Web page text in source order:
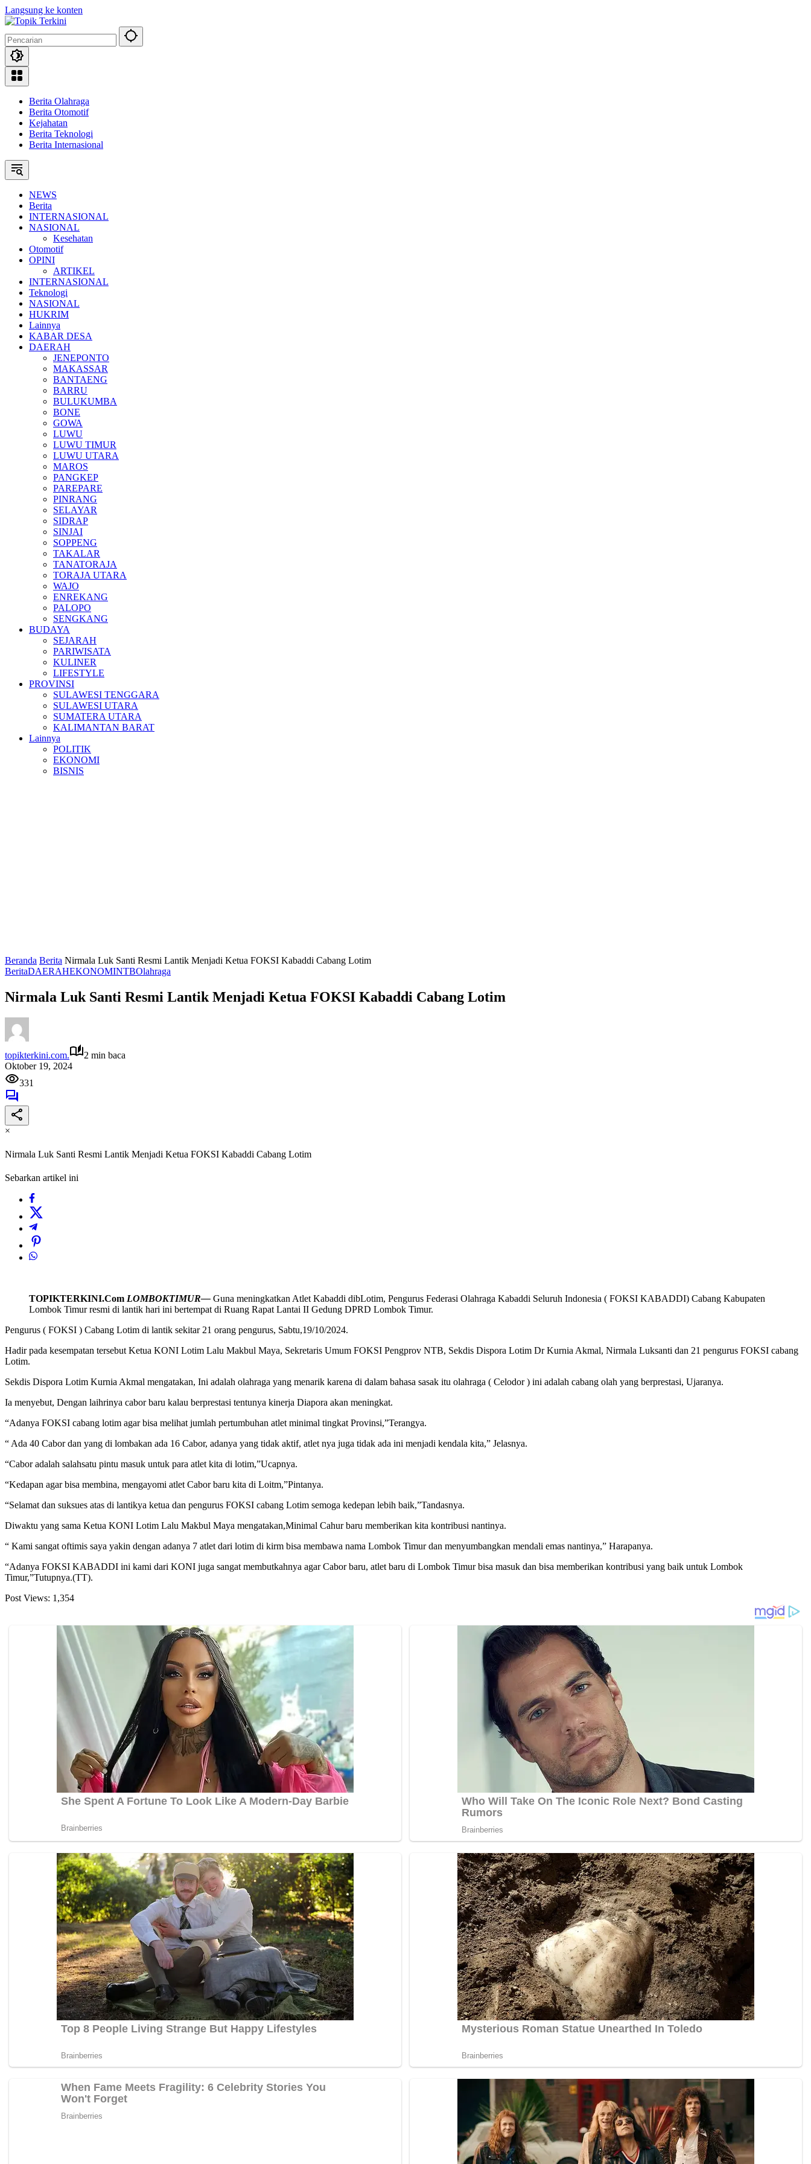
Langsung ke konten
Berita Olahraga
Berita Otomotif
Kejahatan
Berita Teknologi
Berita Internasional
NEWS
Berita
INTERNASIONAL
NASIONAL
Kesehatan
Otomotif
OPINI
ARTIKEL
INTERNASIONAL
Teknologi
NASIONAL
HUKRIM
Lainnya
KABAR DESA
DAERAH
JENEPONTO
MAKASSAR
BANTAENG
BARRU
BULUKUMBA
BONE
GOWA
LUWU
LUWU TIMUR
LUWU UTARA
MAROS
PANGKEP
PAREPARE
PINRANG
SELAYAR
SIDRAP
SINJAI
SOPPENG
TAKALAR
TANATORAJA
TORAJA UTARA
WAJO
ENREKANG
PALOPO
SENGKANG
BUDAYA
SEJARAH
PARIWISATA
KULINER
LIFESTYLE
PROVINSI
SULAWESI TENGGARA
SULAWESI UTARA
SUMATERA UTARA
KALIMANTAN BARAT
Lainnya
POLITIK
EKONOMI
BISNIS
Beranda Berita Nirmala Luk Santi Resmi Lantik Menjadi Ketua FOKSI Kabaddi Cabang Lotim
BeritaDAERAHEKONOMINTBOlahraga
Nirmala Luk Santi Resmi Lantik Menjadi Ketua FOKSI Kabaddi Cabang Lotim
topikterkini.com.
2 min baca
Oktober 19, 2024
331
×
Nirmala Luk Santi Resmi Lantik Menjadi Ketua FOKSI Kabaddi Cabang Lotim
Sebarkan artikel ini
TOPIKTERKINI.Com LOMBOKTIMUR— Guna meningkatkan Atlet Kabaddi dibLotim, Pengurus Federasi Olahraga Kabaddi Seluruh Indonesia ( FOKSI KABADDI) Cabang Kabupaten
Lombok Timur resmi di lantik hari ini bertempat di Ruang Rapat Lantai II Gedung DPRD Lombok Timur.
Pengurus ( FOKSI ) Cabang Lotim di lantik sekitar 21 orang pengurus, Sabtu,19/10/2024.
Hadir pada kesempatan tersebut Ketua KONI Lotim Lalu Makbul Maya, Sekretaris Umum FOKSI Pengprov NTB, Sekdis Dispora Lotim Dr Kurnia Akmal, Nirmala Luksanti dan 21 pengurus FOKSI cabang
Lotim.
Sekdis Dispora Lotim Kurnia Akmal mengatakan, Ini adalah olahraga yang menarik karena di dalam bahasa sasak itu olahraga ( Celodor ) ini adalah cabang olah yang berprestasi, Ujaranya.
Ia menyebut, Dengan laihrinya cabor baru kalau berprestasi tentunya kinerja Diapora akan meningkat.
“Adanya FOKSI cabang lotim agar bisa melihat jumlah pertumbuhan atlet minimal tingkat Provinsi,”Terangya.
“ Ada 40 Cabor dan yang di lombakan ada 16 Cabor, adanya yang tidak aktif, atlet nya juga tidak ada ini menjadi kendala kita,” Jelasnya.
“Cabor adalah salahsatu pintu masuk untuk para atlet kita di lotim,”Ucapnya.
“Kedapan agar bisa membina, mengayomi atlet Cabor baru kita di Loitm,”Pintanya.
“Selamat dan suksues atas di lantikya ketua dan pengurus FOKSI cabang Lotim semoga kedepan lebih baik,”Tandasnya.
Diwaktu yang sama Ketua KONI Lotim Lalu Makbul Maya mengatakan,Minimal Cahur baru memberikan kita kontribusi nantinya.
“ Kami sangat oftimis saya yakin dengan adanya 7 atlet dari lotim di kirm bisa membawa nama Lombok Timur dan menyumbangkan mendali emas nantinya,” Harapanya.
“Adanya FOKSI KABADDI ini kami dari KONI juga sangat membutkahnya agar Cabor baru, atlet baru di Lombok Timur bisa masuk dan bisa memberikan kontribusi yang baik untuk Lombok
Timur,”Tutupnya.(TT).
Post Views: 1,354